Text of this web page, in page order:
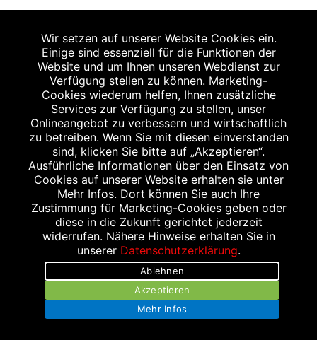
Kontakt
Stellenangebote
Impressum
Datenschutzerklärung
Bildnachweis
Abgabe in haushaltsüblichen Mengen, solange der Vorrat reicht. Für Druck-
Wir setzen auf unserer Website Cookies ein.
Einige sind essenziell für die Funktionen der
Website und um Ihnen unseren Webdienst zur
Verfügung stellen zu können. Marketing-
Cookies wiederum helfen, Ihnen zusätzliche
Services zur Verfügung zu stellen, unser
Onlineangebot zu verbessern und wirtschaftlich
zu betreiben. Wenn Sie mit diesen einverstanden
sind, klicken Sie bitte auf „Akzeptieren“.
Ausführliche Informationen über den Einsatz von
Cookies auf unserer Website erhalten sie unter
Mehr Infos. Dort können Sie auch Ihre
Zustimmung für Marketing-Cookies geben oder
diese in die Zukunft gerichtet jederzeit
widerrufen. Nähere Hinweise erhalten Sie in
unserer Datenschutzerklärung.
Ablehnen
Akzeptieren
Mehr Infos